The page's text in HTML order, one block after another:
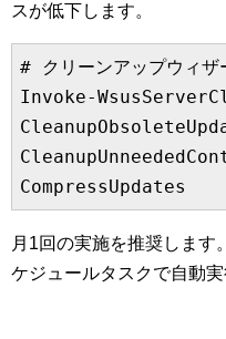
スが低下します。
# クリーンアップウィザ
Invoke-
CompressUpdates
月1回の実施を推奨します
ケジュールタスクで自動